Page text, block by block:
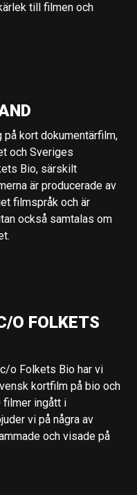
till filmen och
kort dokumentärfilm,
och Sveriges
Bio, särskilt
är producerade av
filmspråk och är
också samtalas om
O FOLKETS
o Folkets Bio har vi
kortfilm på bio och
filmer ingått i
vi på några av
och visade på